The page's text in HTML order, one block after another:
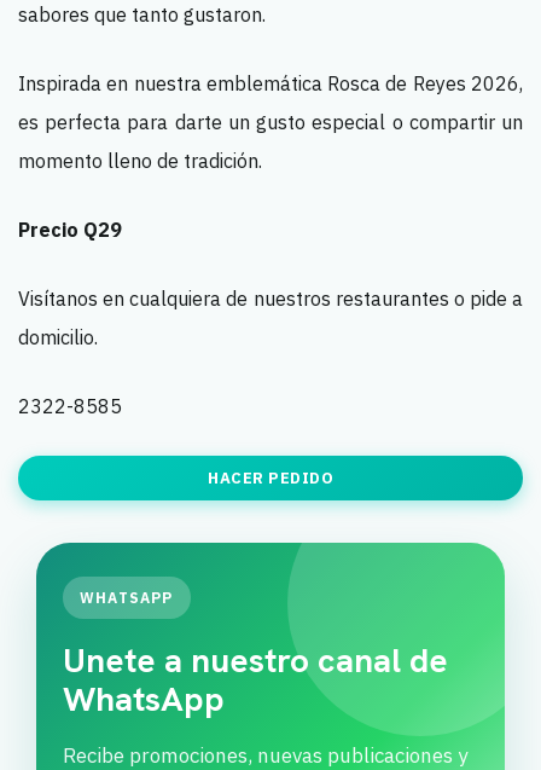
sabores que tanto gustaron.
Inspirada en nuestra emblemática Rosca de Reyes 2026,
es perfecta para darte un gusto especial o compartir un
momento lleno de tradición.
Precio Q29
Visítanos en cualquiera de nuestros restaurantes o pide a
domicilio.
2322-8585
HACER PEDIDO
WHATSAPP
Unete a nuestro canal de
WhatsApp
Recibe promociones, nuevas publicaciones y